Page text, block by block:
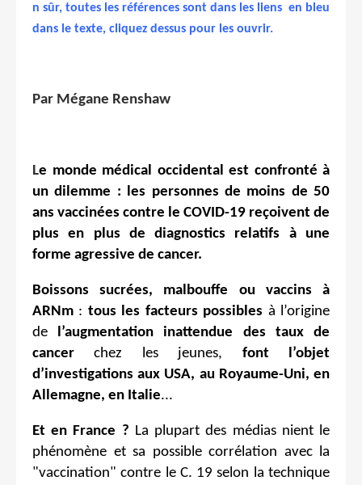
n sûr, toutes les références sont dans les liens en bleu
dans le texte, cliquez dessus pour les ouvrir.
Par Mégane Renshaw
Le monde médical occidental est confronté à
un dilemme : les personnes de moins de 50
ans vaccinées contre le COVID-19 reçoivent de
plus en plus de diagnostics relatifs à une
forme agressive de cancer.
Boissons sucrées, malbouffe ou vaccins à
ARNm : tous les facteurs possibles à l’origine
de
l’augmentation inattendue des taux de
cancer chez les jeunes, font l’objet
d’investigations aux USA, au Royaume-Uni, en
Allemagne, en Italie...
Et en France ? La plupart des médias nient le
phénomène et sa possible corrélation avec la
"vaccination" contre le C. 19 selon la technique